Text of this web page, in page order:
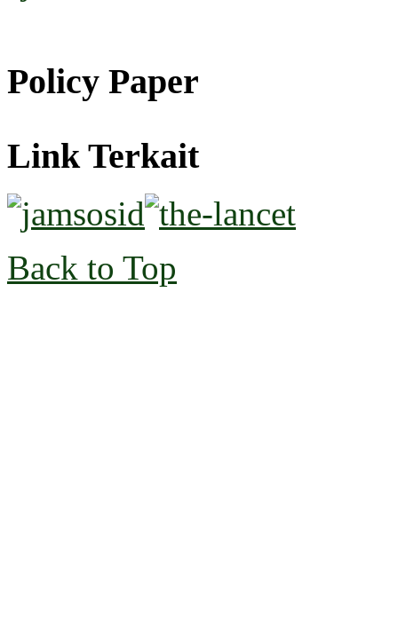
Policy Paper
Link Terkait
Back to Top